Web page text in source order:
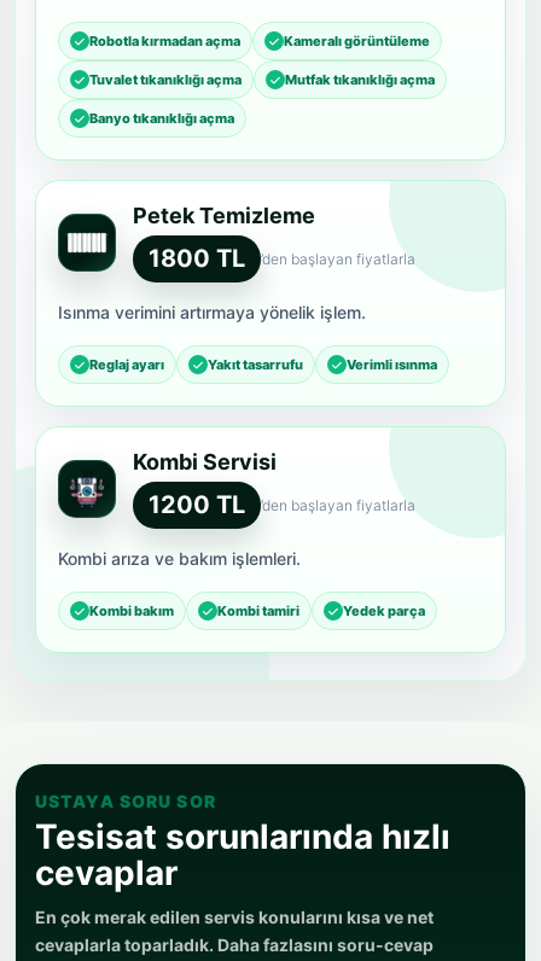
Robotla kırmadan açma Kameralı görüntüleme
Tuvalet tıkanıklığı açma Mutfak tıkanıklığı açma
Banyo tıkanıklığı açma
Petek Temizleme
1800 TL ’den başlayan fiyatlarla
Isınma verimini artırmaya yönelik işlem.
Reglaj ayarı Yakıt tasarrufu Verimli ısınma
Kombi Servisi
1200 TL ’den başlayan fiyatlarla
Kombi arıza ve bakım işlemleri.
Kombi bakım Kombi tamiri Yedek parça
USTAYA SORU SOR
Tesisat sorunlarında hızlı
cevaplar
En çok merak edilen servis konularını kısa ve net
cevaplarla toparladık. Daha fazlasını soru-cevap